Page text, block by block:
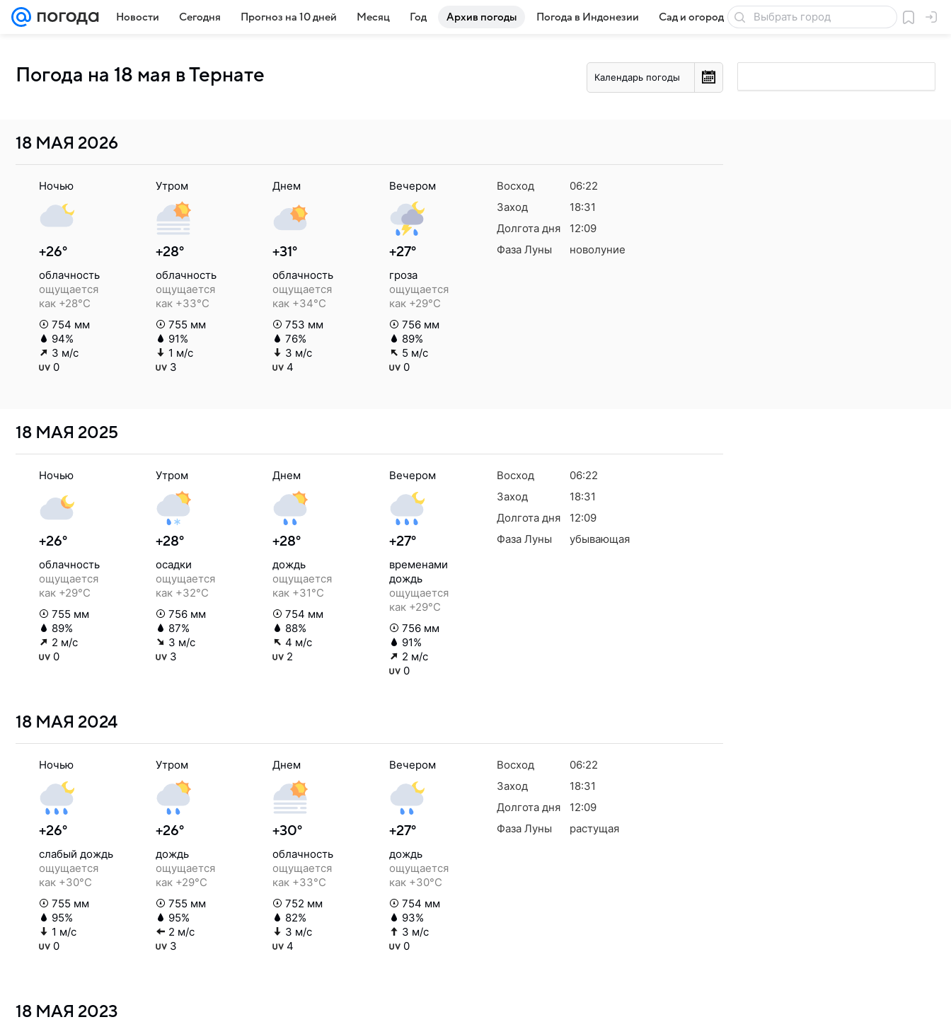
Новости Сегодня Прогноз на 10 дней Месяц Год Архив погоды Погода в Индонезии Сад и огород Товары для дачи
Погода на 18 мая в Тернате Календарь погоды
18 МАЯ 2026
Ночью
+26°
облачность
ощущается
как +28°C
754 мм
94%
3 м/с
0
Утром
+28°
облачность
ощущается
как +33°C
755 мм
91%
1 м/с
3
Днем
+31°
облачность
ощущается
как +34°C
753 мм
76%
3 м/с
4
Вечером
+27°
гроза
ощущается
как +29°C
756 мм
89%
5 м/с
0
Восход
06:22
Заход
18:31
Долгота дня
12:09
Фаза Луны
новолуние
18 МАЯ 2025
Ночью
+26°
облачность
ощущается
как +29°C
755 мм
89%
2 м/с
0
Утром
+28°
осадки
ощущается
как +32°C
756 мм
87%
3 м/с
3
Днем
+28°
дождь
ощущается
как +31°C
754 мм
88%
4 м/с
2
Вечером
+27°
временами
дождь
ощущается
как +29°C
756 мм
91%
2 м/с
0
Восход
06:22
Заход
18:31
Долгота дня
12:09
Фаза Луны
убывающая
18 МАЯ 2024
Ночью
+26°
слабый дождь
ощущается
как +30°C
755 мм
95%
1 м/с
0
Утром
+26°
дождь
ощущается
как +29°C
755 мм
95%
2 м/с
3
Днем
+30°
облачность
ощущается
как +33°C
752 мм
82%
3 м/с
4
Вечером
+27°
дождь
ощущается
как +30°C
754 мм
93%
3 м/с
0
Восход
06:22
Заход
18:31
Долгота дня
12:09
Фаза Луны
растущая
18 МАЯ 2023